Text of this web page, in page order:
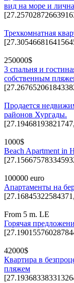
вид на море и
Трехкомнатная
250000$
3 спальня и
собственным
Продается
районов Хургады.
1000$
Beach Apartment in
100000 euro
Апартаменты на
From 5 m. LE
Горячая
42000$
Квартира в
пляжем